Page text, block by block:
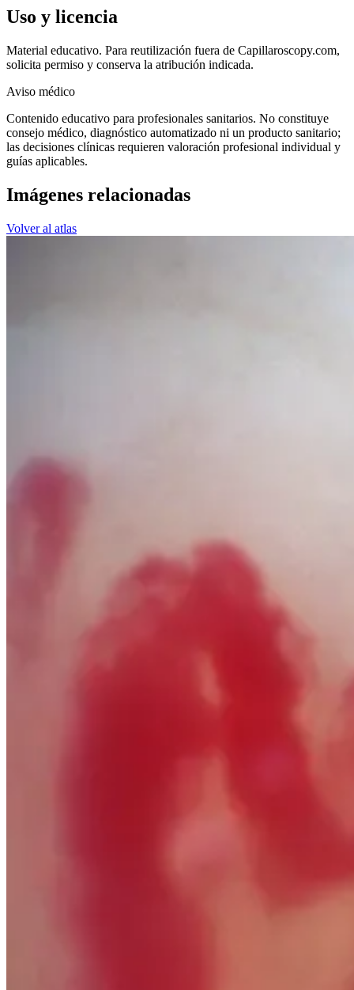
Uso y licencia
Material educativo. Para reutilización fuera de Capillaroscopy.com,
solicita permiso y conserva la atribución indicada.
Aviso médico
Contenido educativo para profesionales sanitarios. No constituye
consejo médico, diagnóstico automatizado ni un producto sanitario;
las decisiones clínicas requieren valoración profesional individual y
guías aplicables.
Imágenes relacionadas
Volver al atlas